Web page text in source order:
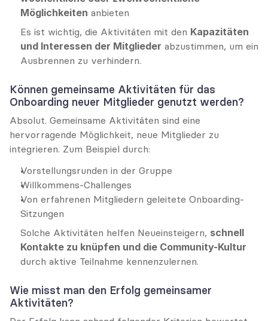
Möglichkeiten anbieten
Es ist wichtig, die Aktivitäten mit den Kapazitäten
und Interessen der Mitglieder abzustimmen, um ein
Ausbrennen zu verhindern.
Können gemeinsame Aktivitäten für das
Onboarding neuer Mitglieder genutzt werden?
Absolut. Gemeinsame Aktivitäten sind eine
hervorragende Möglichkeit, neue Mitglieder zu
integrieren. Zum Beispiel durch:
Vorstellungsrunden in der Gruppe
Willkommens-Challenges
Von erfahrenen Mitgliedern geleitete Onboarding-
Sitzungen
Solche Aktivitäten helfen Neueinsteigern, schnell
Kontakte zu knüpfen und die Community-Kultur
durch aktive Teilnahme kennenzulernen.
Wie misst man den Erfolg gemeinsamer
Aktivitäten?